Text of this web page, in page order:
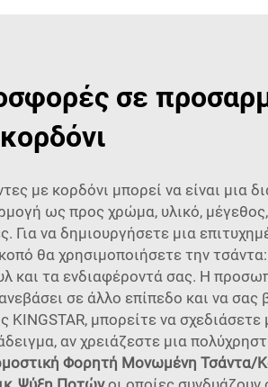
σε
κορδόνι
με κορδόνι μπορεί να είναι μια
ως προς χρώμα, υλικό,
Για να δημιουργήσετε μια
θα χρησιμοποιήσετε την
και τα ενδιαφέροντά σας. Η
σε άλλο επίπεδο και να
μπορείτε να
αν χρειάζεστε μια
Φορητή Μονωμένη Τσάντα/